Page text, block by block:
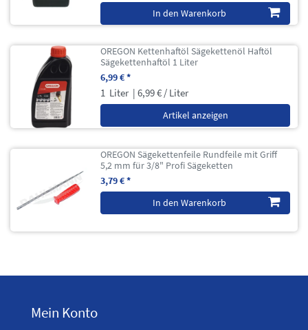
In den Warenkorb
OREGON Kettenhaftöl Sägekettenöl Haftöl
Sägekettenhaftöl 1 Liter
6,99 € *
1 Liter | 6,99 € / Liter
Artikel anzeigen
OREGON Sägekettenfeile Rundfeile mit Griff
5,2 mm für 3/8" Profi Sägeketten
3,79 € *
In den Warenkorb
Mein Konto